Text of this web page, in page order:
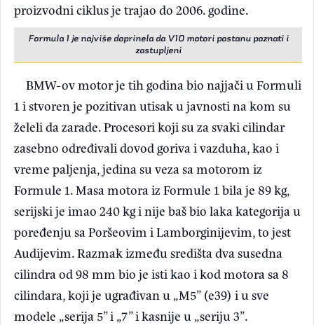
proizvodni ciklus je trajao do 2006. godine.
Formula 1 je najviše doprinela da V10 motori postanu poznati i
zastupljeni
BMW-ov motor je tih godina bio najjači u Formuli
1 i stvoren je pozitivan utisak u javnosti na kom su
želeli da zarade. Procesori koji su za svaki cilindar
zasebno određivali dovod goriva i vazduha, kao i
vreme paljenja, jedina su veza sa motorom iz
Formule 1. Masa motora iz Formule 1 bila je 89 kg,
serijski je imao 240 kg i nije baš bio laka kategorija u
poređenju sa Poršeovim i Lamborginijevim, to jest
Audijevim. Razmak između središta dva susedna
cilindra od 98 mm bio je isti kao i kod motora sa 8
cilindara, koji je ugrađivan u „M5” (e39) i u sve
modele „serija 5” i „7” i kasnije u „seriju 3”.